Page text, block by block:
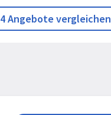
4 Angebote vergleichen